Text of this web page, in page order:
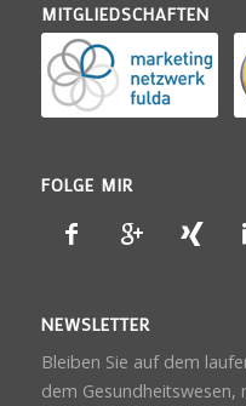
MITGLIEDSCHAFTEN
FOLGE MIR
NEWSLETTER
Bleiben Sie auf dem
dem